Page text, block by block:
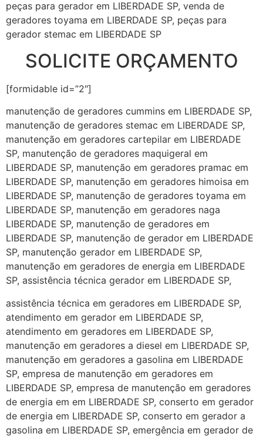
peças para gerador em LIBERDADE SP, venda de
geradores toyama em LIBERDADE SP, peças para
gerador stemac em LIBERDADE SP
SOLICITE ORÇAMENTO
[formidable id=”2″]
manutenção de geradores cummins em LIBERDADE SP,
manutenção de geradores stemac em LIBERDADE SP,
manutenção em geradores cartepilar em LIBERDADE
SP, manutenção de geradores maquigeral em
LIBERDADE SP, manutenção em geradores pramac em
LIBERDADE SP, manutenção em geradores himoisa em
LIBERDADE SP, manutenção de geradores toyama em
LIBERDADE SP, manutenção em geradores naga
LIBERDADE SP, manutenção de geradores em
LIBERDADE SP, manutenção de gerador em LIBERDADE
SP, manutenção gerador em LIBERDADE SP,
manutenção em geradores de energia em LIBERDADE
SP, assistência técnica gerador em LIBERDADE SP,
assistência técnica em geradores em LIBERDADE SP,
atendimento em gerador em LIBERDADE SP,
atendimento em geradores em LIBERDADE SP,
manutenção em geradores a diesel em LIBERDADE SP,
manutenção em geradores a gasolina em LIBERDADE
SP, empresa de manutenção em geradores em
LIBERDADE SP, empresa de manutenção em geradores
de energia em em LIBERDADE SP, conserto em gerador
de energia em LIBERDADE SP, conserto em gerador a
gasolina em LIBERDADE SP, emergência em gerador de